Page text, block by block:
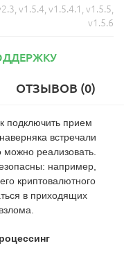
v1.5.4 v1.5.4.1 v1.5.5
v1.5.6
ОТЗЫВОВ (0)
подключить прием
встречали
можно реализовать.
например,
криптовалютного
в приходящих